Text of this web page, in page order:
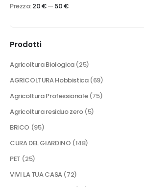
Prezzo:20 €— 50 €
Prodotti
Agricoltura Biologica (25)
AGRICOLTURA Hobbistica (69)
Agricoltura Professionale (75)
Agricoltura residuo zero (5)
BRICO (95)
CURA DEL GIARDINO (148)
PET (25)
VIVI LA TUA CASA (72)